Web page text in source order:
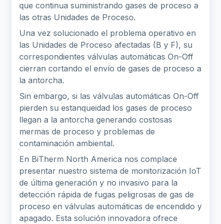
que continua suministrando gases de proceso a
las otras Unidades de Proceso.
Una vez solucionado el problema operativo en
las Unidades de Proceso afectadas (B y F), su
correspondientes válvulas automáticas On-Off
cierran cortando el envío de gases de proceso a
la antorcha.
Sin embargo, si las válvulas automáticas On-Off
pierden su estanqueidad los gases de proceso
llegan a la antorcha generando costosas
mermas de proceso y problemas de
contaminación ambiental.
En BiTherm North America nos complace
presentar nuestro sistema de monitorización IoT
de última generación y no invasivo para la
detección rápida de fugas peligrosas de gas de
proceso en válvulas automáticas de encendido y
apagado. Esta solución innovadora ofrece